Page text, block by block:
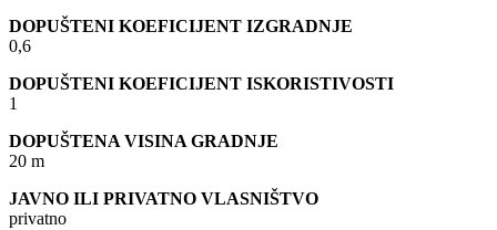
DOPUŠTENI KOEFICIJENT IZGRADNJE
0,6
DOPUŠTENI KOEFICIJENT ISKORISTIVOSTI
1
DOPUŠTENA VISINA GRADNJE
20 m
JAVNO ILI PRIVATNO VLASNIŠTVO
privatno